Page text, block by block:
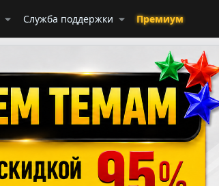
Служба поддержки Премиум